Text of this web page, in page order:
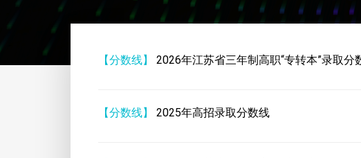
【分数线】 2026年江苏省三年制高职“专转本”录取分
【分数线】 2025年高招录取分数线